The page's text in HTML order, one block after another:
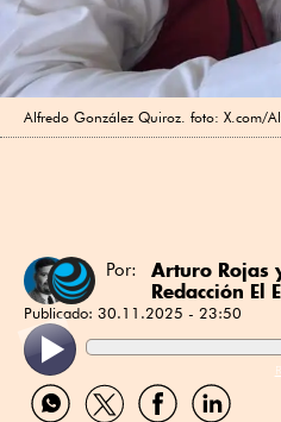
Alfredo González Quiroz. foto: X.com/
Por: Arturo Rojas
Redacción El
Publicado: 30.11.2025 - 23:50
Compartir
por
Compartir
por
Compartir
por
Compartir
por